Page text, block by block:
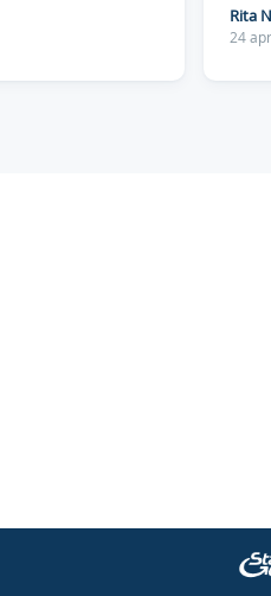
Rita
24